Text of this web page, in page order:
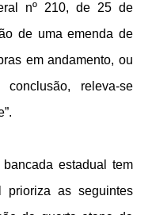
nº 210, de 25 de
de uma emenda de
em andamento, ou
releva-se
estadual tem
prioriza as seguintes